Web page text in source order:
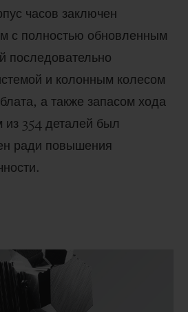
часов заключен
с полностью обновленным
последовательно
и колонным колесом
а также запасом хода
из 354 деталей был
ради повышения